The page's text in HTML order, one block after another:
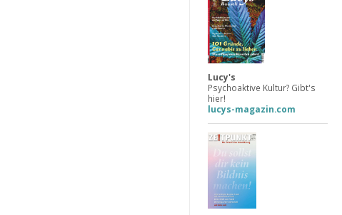
Lucy's
Psychoaktive Kultur? Gibt's
hier!
lucys-magazin.com